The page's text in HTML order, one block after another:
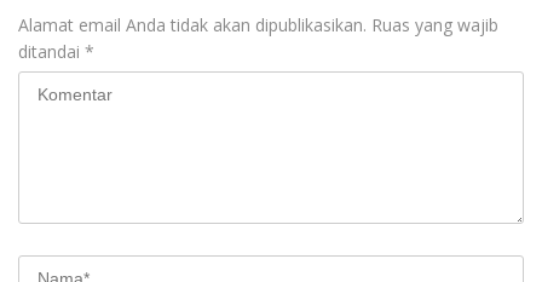
Alamat email Anda tidak akan dipublikasikan. Ruas yang wajib
ditandai *